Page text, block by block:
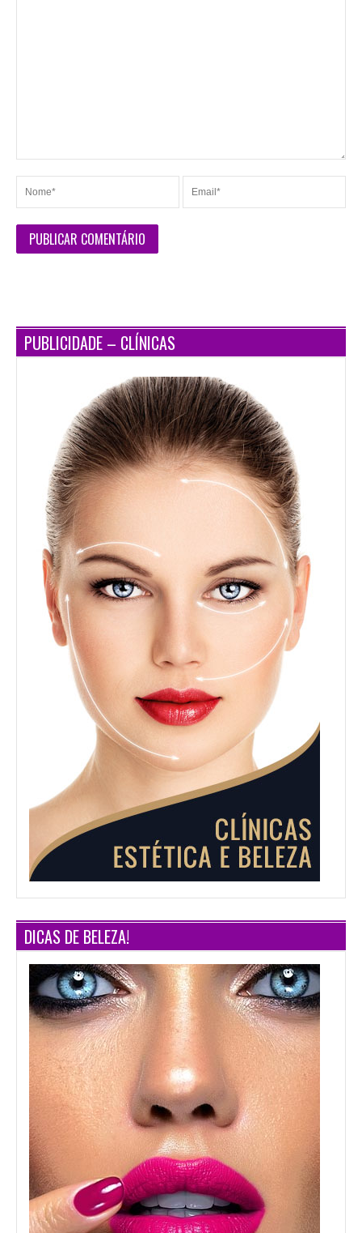
PUBLICIDADE – CLÍNICAS
DICAS DE BELEZA!